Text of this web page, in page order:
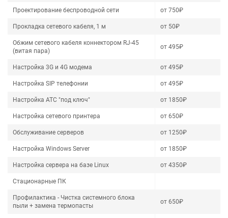
Проектирование беспроводной сети от 750₽
Прокладка сетевого кабеля, 1 м от 50₽
Обжим сетевого кабеля коннектором RJ-45
(витая пара)
от 495₽
Настройка 3G и 4G модема от 495₽
Настройка SIP телефонии от 495₽
Настройка АТС "под ключ" от 1850₽
Настройка сетевого принтера от 650₽
Обслуживание серверов от 1250₽
Настройка Windows Server от 1850₽
Настройка сервера на базе Linux от 4350₽
Стационарные ПК
Профилактика - Чистка системного блока
пыли + замена термопасты
от 650₽